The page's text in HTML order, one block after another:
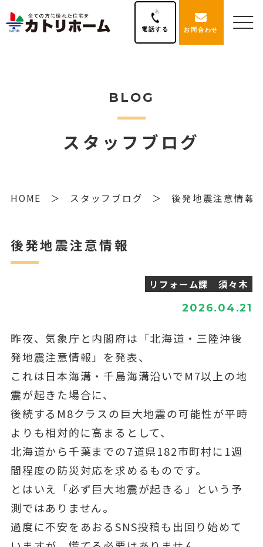
電話する お問合わせ
BLOG
スタッフブログ
HOME スタッフブログ 後発地震注意情報
後発地震注意情報
リフォーム課 須々木
2026.04.21
昨夜、気象庁と内閣府は「北海道・三陸沖後
発地震注意情報」を発表、
これは日本海溝・千島海溝沿いでM7以上の地
震が起きた場合に、
後続するM8クラスの巨大地震の可能性が平時
よりも相対的に高まるとして、
北海道から千葉までの7道県182市町村に1週
間程度の防災対応を求めるものです。
とはいえ「必ず巨大地震が起きる」という予
測ではありません。
過度に不安をあおるSNS投稿も出回り始めて